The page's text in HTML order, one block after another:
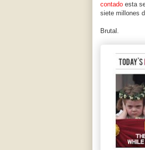
contado esta
siete millones
Brutal.